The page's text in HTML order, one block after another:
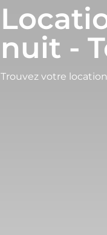
nuit -
Trouvez votre